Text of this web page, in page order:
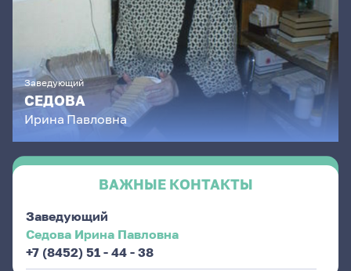
Заведующий
СЕДОВА
Ирина Павловна
ВАЖНЫЕ КОНТАКТЫ
Заведующий
Седова Ирина Павловна
+7 (8452) 51 - 44 - 38